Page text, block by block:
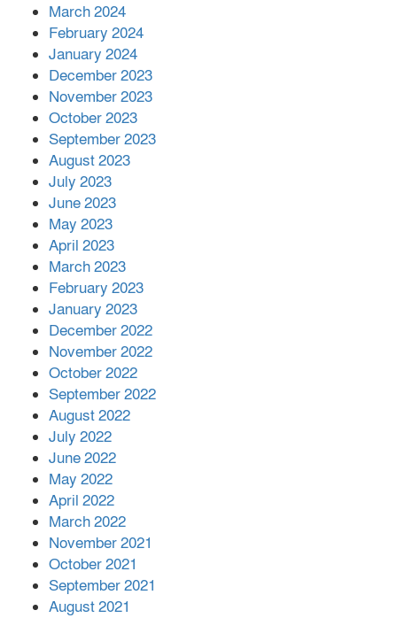
March 2024
February 2024
January 2024
December 2023
November 2023
October 2023
September 2023
August 2023
July 2023
June 2023
May 2023
April 2023
March 2023
February 2023
January 2023
December 2022
November 2022
October 2022
September 2022
August 2022
July 2022
June 2022
May 2022
April 2022
March 2022
November 2021
October 2021
September 2021
August 2021